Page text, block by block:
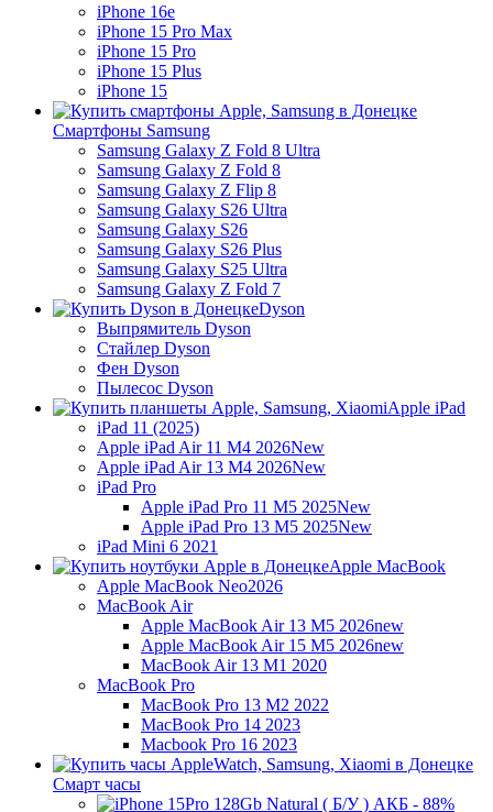
iPhone 16e
iPhone 15 Pro Max
iPhone 15 Pro
iPhone 15 Plus
iPhone 15
Смартфоны Samsung
Samsung Galaxy Z Fold 8 Ultra
Samsung Galaxy Z Fold 8
Samsung Galaxy Z Flip 8
Samsung Galaxy S26 Ultra
Samsung Galaxy S26
Samsung Galaxy S26 Plus
Samsung Galaxy S25 Ultra
Samsung Galaxy Z Fold 7
Dyson
Выпрямитель Dyson
Стайлер Dyson
Фен Dyson
Пылесос Dyson
Apple iPad
iPad 11 (2025)
Apple iPad Air 11 M4 2026New
Apple iPad Air 13 M4 2026New
iPad Pro
Apple iPad Pro 11 M5 2025New
Apple iPad Pro 13 M5 2025New
iPad Mini 6 2021
Apple MacBook
Apple MacBook Neo2026
MacBook Air
Apple MacBook Air 13 M5 2026new
Apple MacBook Air 15 M5 2026new
MacBook Air 13 M1 2020
MacBook Pro
MacBook Pro 13 M2 2022
MacBook Pro 14 2023
Macbook Pro 16 2023
Смарт часы